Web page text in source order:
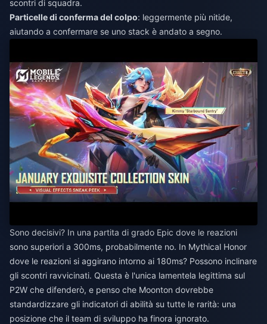
scontri di squadra.
Particelle di conferma del colpo: leggermente più nitide,
aiutando a confermare se uno stack è andato a segno.
Sono decisivi? In una partita di grado Epic dove le reazioni
sono superiori a 300ms, probabilmente no. In Mythical Honor
dove le reazioni si aggirano intorno ai 180ms? Possono inclinare
gli scontri ravvicinati. Questa è l'unica lamentela legittima sul
P2W che difenderò, e penso che Moonton dovrebbe
standardizzare gli indicatori di abilità su tutte le rarità: una
posizione che il team di sviluppo ha finora ignorato.